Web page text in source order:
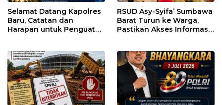
Selamat Datang Kapolres
Baru, Catatan dan
Harapan untuk Penguatan
RSUD Asy-Syifa’ Sumbawa
Barat Turun ke Warga,
Pastikan Akses Informasi